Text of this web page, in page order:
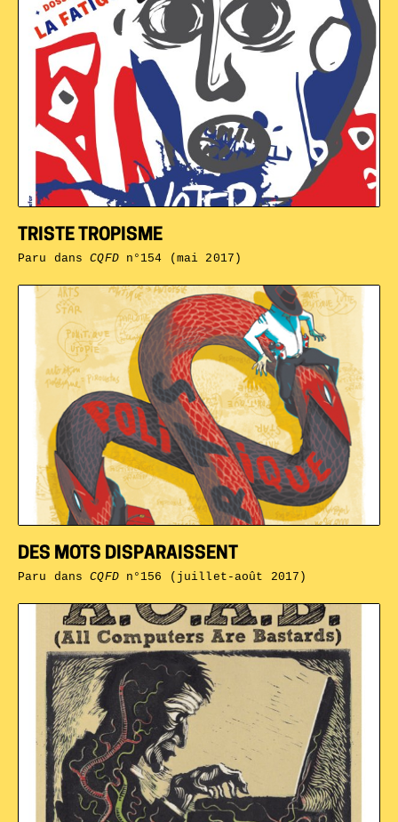
DES MOTS DISPARAISSENT
Paru dansCQFDn°156 (juillet-août 2017)
TRISTE TROPISME
Paru dansCQFDn°154 (mai 2017)